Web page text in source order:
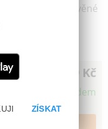
299 Kč
Skladem
ZÍSKAT